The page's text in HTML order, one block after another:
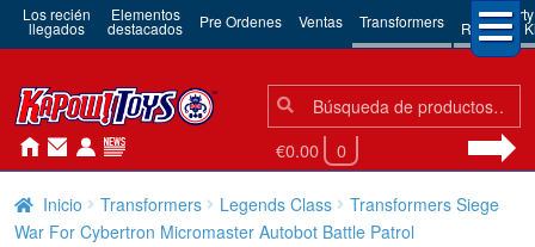
Los recién
llegados
Elementos
destacados Pre Ordenes Ventas Transformers 3rd Party
Robots &
Búsqueda:
Búsqueda
€0.00 0
Inicio Transformers Legends Class
Transformers Siege
War For Cybertron Micromaster Autobot Battle Patrol